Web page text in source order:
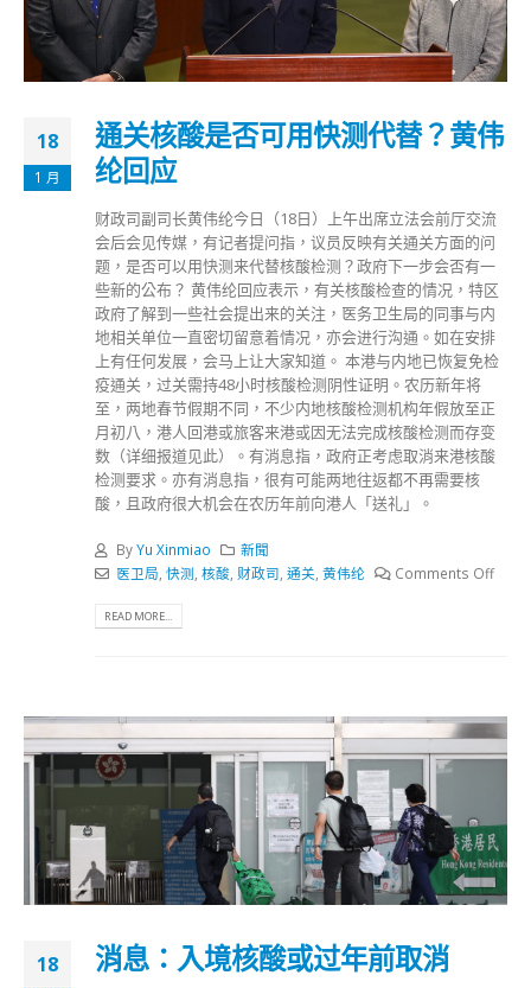
18
1 月
通关核酸是否可用快测代替？黄伟
纶回应
财政司副司长黄伟纶今日（18日）上午出席立法会前厅交流
会后会见传媒，有记者提问指，议员反映有关通关方面的问
题，是否可以用快测来代替核酸检测？政府下一步会否有一
些新的公布？ 黄伟纶回应表示，有关核酸检查的情况，特区
政府了解到一些社会提出来的关注，医务卫生局的同事与内
地相关单位一直密切留意着情况，亦会进行沟通。如在安排
上有任何发展，会马上让大家知道。 本港与内地已恢复免检
疫通关，过关需持48小时核酸检测阴性证明。农历新年将
至，两地春节假期不同，不少内地核酸检测机构年假放至正
月初八，港人回港或旅客来港或因无法完成核酸检测而存变
数（详细报道见此）。有消息指，政府正考虑取消来港核酸
检测要求。亦有消息指，很有可能两地往返都不再需要核
酸，且政府很大机会在农历年前向港人「送礼」。
ByYu Xinmiao
新聞
医卫局 快测 核酸 财政司 通关 黄伟纶 Comments Off
READ MORE...
18 消息：入境核酸或过年前取消